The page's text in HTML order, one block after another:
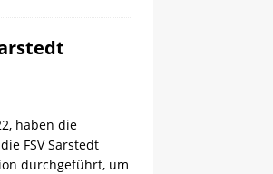
haben die
FSV Sarstedt
durchgeführt, um